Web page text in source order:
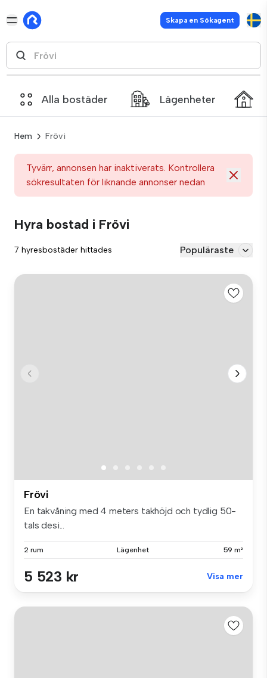
Skapa en Sökagent
Alla bostäder Lägenheter
Hem Frövi
Tyvärr, annonsen har inaktiverats. Kontrollera
sökresultaten för liknande annonser nedan
Hyra bostad i Frövi
7 hyresbostäder hittades Populäraste
Frövi
En takvåning med 4 meters takhöjd och tydlig 50-
tals desi...
2 rum Lägenhet 59 m²
5 523 kr Visa mer